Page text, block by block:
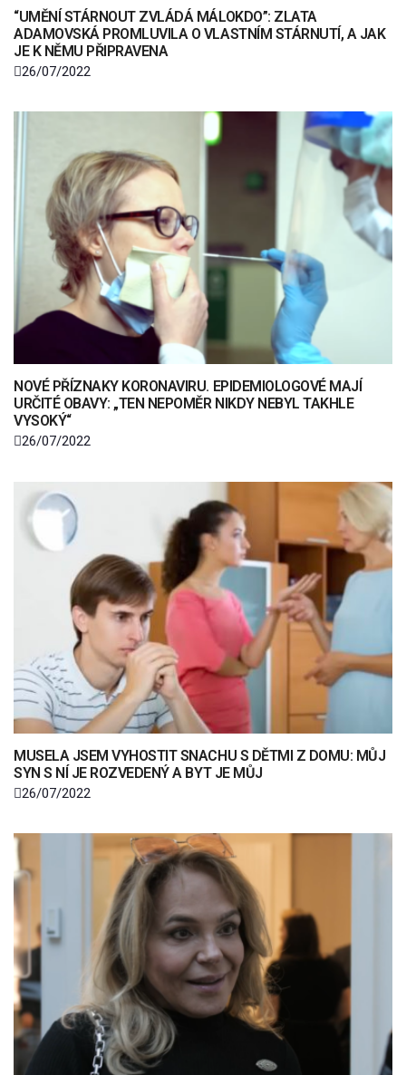
“UMĚNÍ STÁRNOUT ZVLÁDÁ MÁLOKDO”: ZLATA
ADAMOVSKÁ PROMLUVILA O VLASTNÍM STÁRNUTÍ, A JAK
JE K NĚMU PŘIPRAVENA
26/07/2022
NOVÉ PŘÍZNAKY KORONAVIRU. EPIDEMIOLOGOVÉ MAJÍ
URČITÉ OBAVY: „TEN NEPOMĚR NIKDY NEBYL TAKHLE
VYSOKÝ“
26/07/2022
MUSELA JSEM VYHOSTIT SNACHU S DĚTMI Z DOMU: MŮJ
SYN S NÍ JE ROZVEDENÝ A BYT JE MŮJ
26/07/2022